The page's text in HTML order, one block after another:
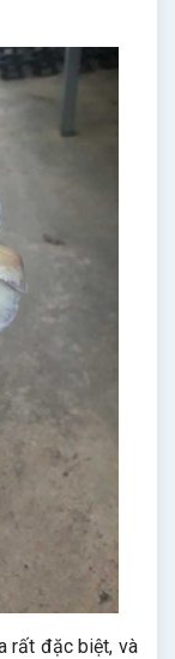
rất đặc biệt, và